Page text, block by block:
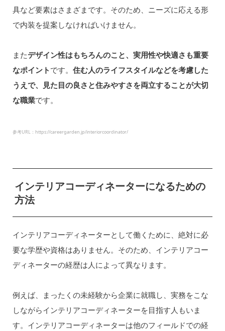
具など要素はさまざまです。そのため、ニーズに応える形
で内装を提案しなければいけません。
またデザイン性はもちろんのこと、実用性や快適さも重要
なポイント です。 住む人のライフスタイルなどを考慮した
うえで、見た目の良さと住みやすさを両立することが大切
な職業です。
参考URL：https://careergarden.jp/interiorcoordinator/
インテリアコーディネーターになるための
方法
インテリアコーディネーターとして働くために、絶対に必
要な学歴や資格はありません。そのため、インテリアコー
ディネーターの経歴は人によって異なります。
例えば、まったくの未経験から企業に就職し、実務をこな
しながらインテリアコーディネーターを目指す人もいま
す。インテリアコーディネーターは他のフィールドでの経